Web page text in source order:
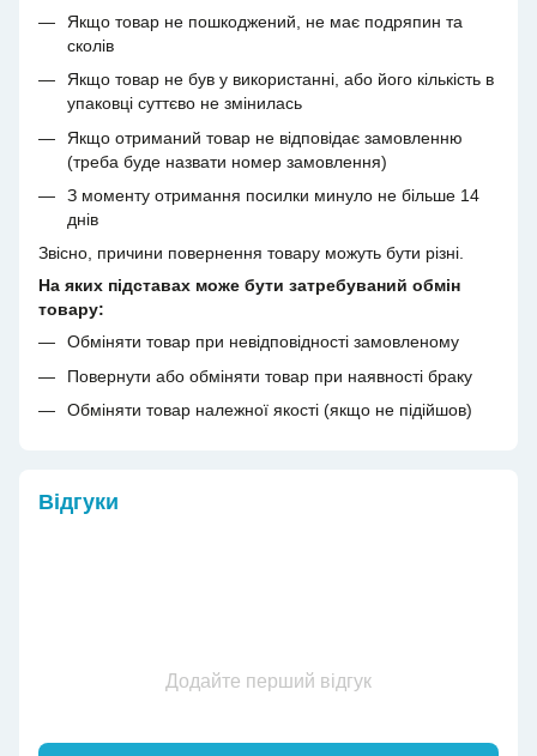
Якщо товар не пошкоджений, не має подряпин та
сколів
Якщо товар не був у використанні, або його кількість в
упаковці суттєво не змінилась
Якщо отриманий товар не відповідає замовленню
(треба буде назвати номер замовлення)
З моменту отримання посилки минуло не більше 14
днів
Звісно, причини повернення товару можуть бути різні.
На яких підставах може бути затребуваний обмін
товару:
Обміняти товар при невідповідності замовленому
Повернути або обміняти товар при наявності браку
Обміняти товар належної якості (якщо не підійшов)
Відгуки
Додайте перший відгук